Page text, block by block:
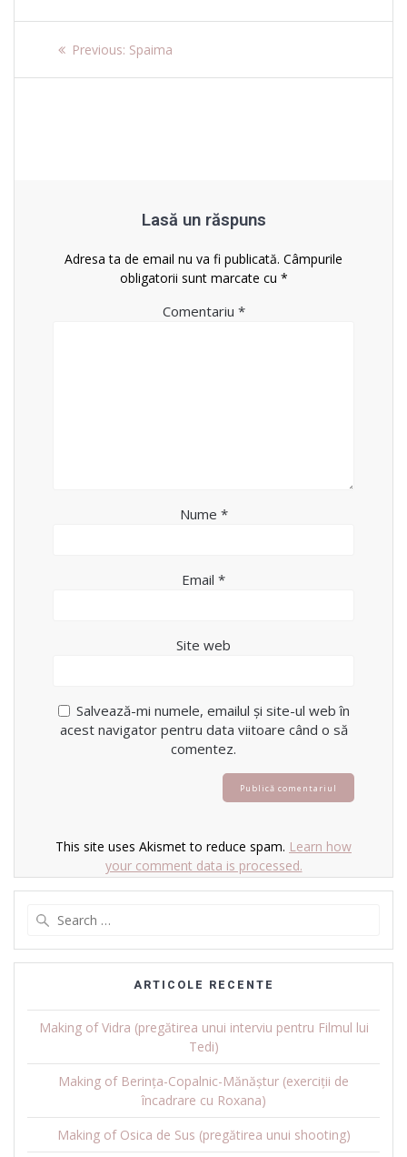
Navigare
în
Previous: Previous
Spaima
Lasă un răspuns
Adresa ta de email nu va fi publicată. Câmpurile
obligatorii sunt marcate cu *
Comentariu *
Nume *
Email *
Site web
Salvează-mi numele, emailul și site-ul web în
acest navigator pentru data viitoare când o să
comentez.
This site uses Akismet to reduce spam. Learn how
your comment data is processed.
ARTICOLE RECENTE
Making of Vidra (pregătirea unui interviu pentru Filmul lui
Tedi)
Making of Berința-Copalnic-Mănăștur (exerciții de
încadrare cu Roxana)
Making of Osica de Sus (pregătirea unui shooting)